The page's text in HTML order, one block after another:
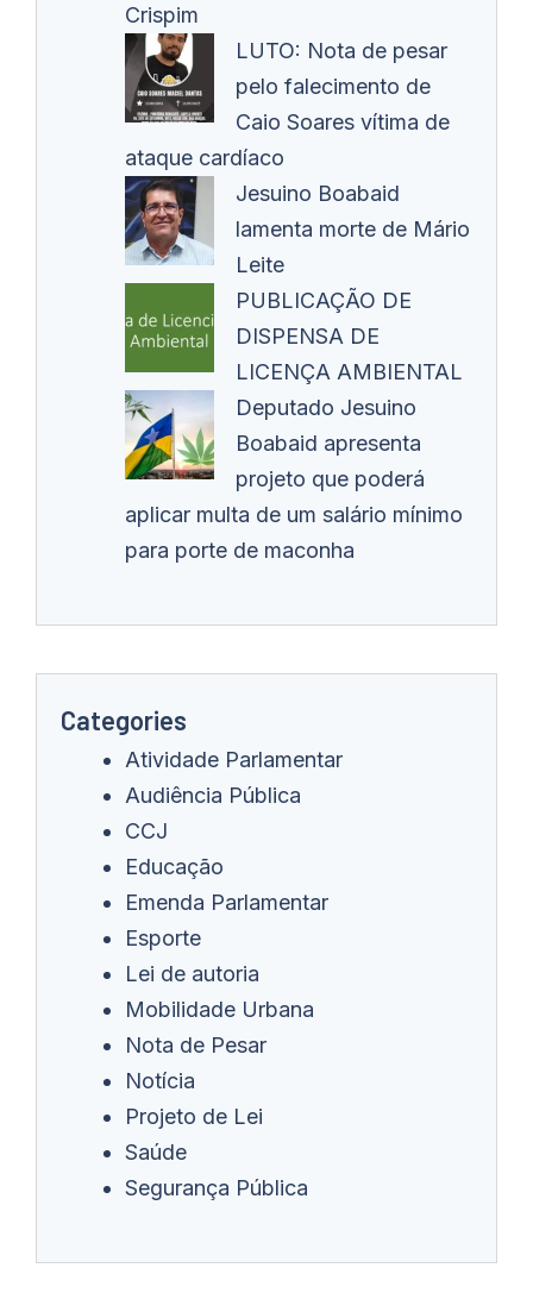
Crispim
LUTO: Nota de pesar
pelo falecimento de
Caio Soares vítima de
ataque cardíaco
Jesuino Boabaid
lamenta morte de Mário
Leite
PUBLICAÇÃO DE
DISPENSA DE
LICENÇA AMBIENTAL
Deputado Jesuino
Boabaid apresenta
projeto que poderá
aplicar multa de um salário mínimo
para porte de maconha
Categories
Atividade Parlamentar
Audiência Pública
CCJ
Educação
Emenda Parlamentar
Esporte
Lei de autoria
Mobilidade Urbana
Nota de Pesar
Notícia
Projeto de Lei
Saúde
Segurança Pública